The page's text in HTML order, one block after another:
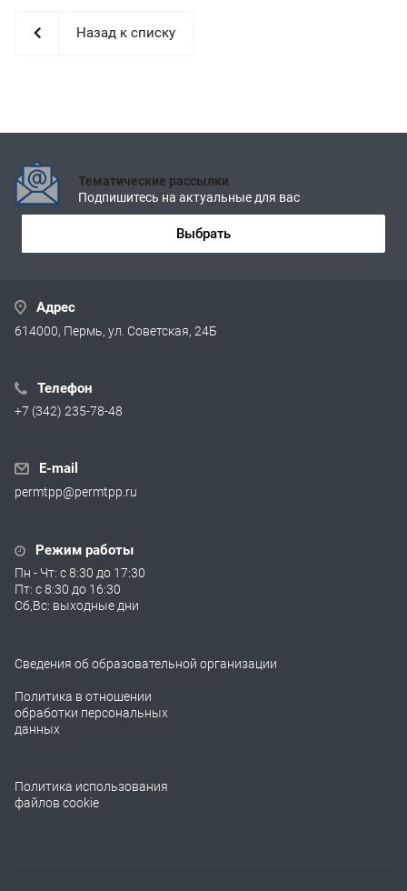
Назад к списку
Тематические рассылки
Подпишитесь на актуальные для вас
Выбрать
Адрес
614000, Пермь, ул. Советская, 24Б
Телефон
+7 (342) 235-78-48
E-mail
permtpp@permtpp.ru
Режим работы
Пн - Чт: с 8:30 до 17:30
Пт: с 8:30 до 16:30
Сб,Вс: выходные дни
Сведения об образовательной организации
Политика в отношении
обработки персональных
данных
Политика использования
файлов cookie